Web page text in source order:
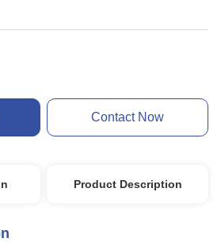
Contact Now
Product Description